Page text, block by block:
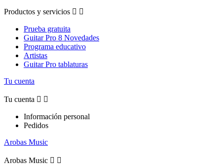
Productos y servicios  
Prueba gratuita
Guitar Pro 8 Novedades
Programa educativo
Artistas
Guitar Pro tablaturas
Tu cuenta
Tu cuenta  
Información personal
Pedidos
Arobas Music
Arobas Music  